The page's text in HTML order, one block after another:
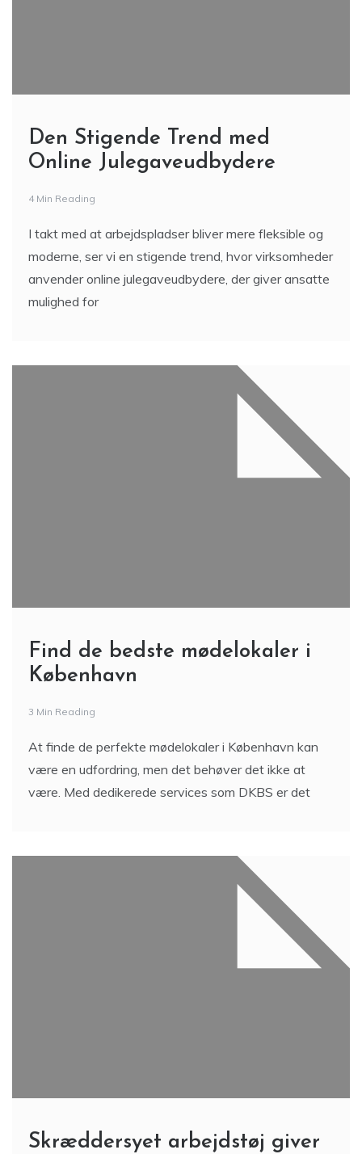
Den Stigende Trend med
Online Julegaveudbydere
4 Min Reading
I takt med at arbejdspladser bliver mere fleksible og
moderne, ser vi en stigende trend, hvor virksomheder
anvender online julegaveudbydere, der giver ansatte
mulighed for
Find de bedste mødelokaler i
København
3 Min Reading
At finde de perfekte mødelokaler i København kan
være en udfordring, men det behøver det ikke at
være. Med dedikerede services som DKBS er det
Skræddersyet arbejdstøj giver